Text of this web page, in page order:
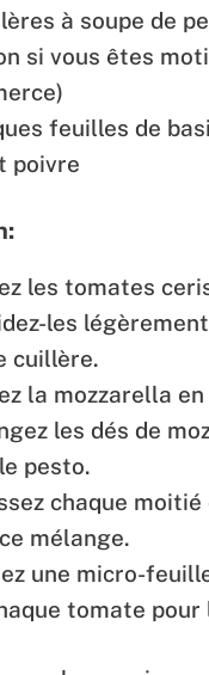
à soupe de
si vous êtes
feuilles de
poivre
les tomates
les
cuillère.
la mozzarella
les dés de
pesto.
chaque
mélange.
une micro-
tomate pour